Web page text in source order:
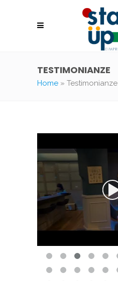
TESTIMONIANZE
Home » Testimonianze